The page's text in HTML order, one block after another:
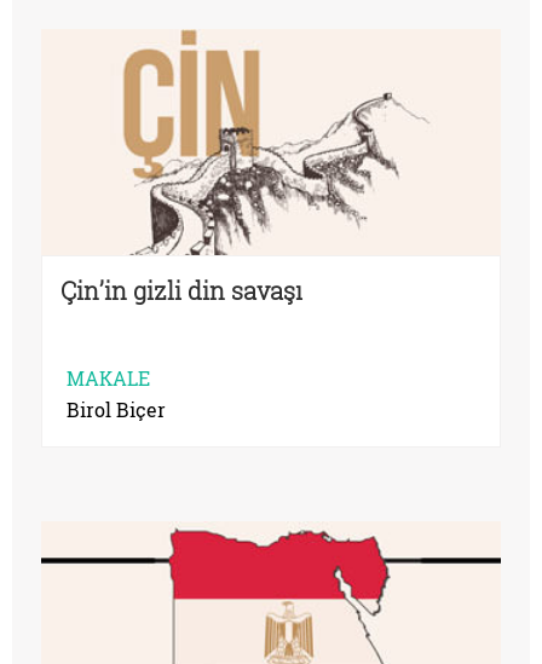
Çin’in gizli din savaşı
MAKALE
Birol Biçer